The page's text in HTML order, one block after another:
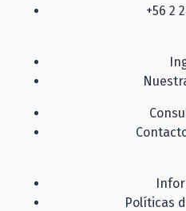
+56 2
Políticas